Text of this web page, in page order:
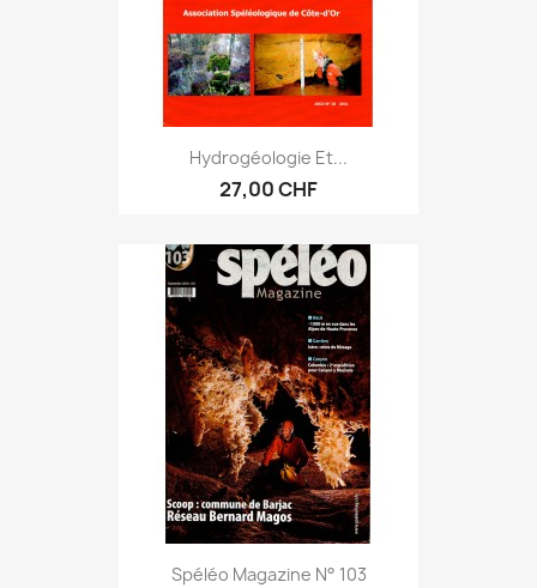
Hydrogéologie Et...
27,00 CHF
Spéléo Magazine N° 103